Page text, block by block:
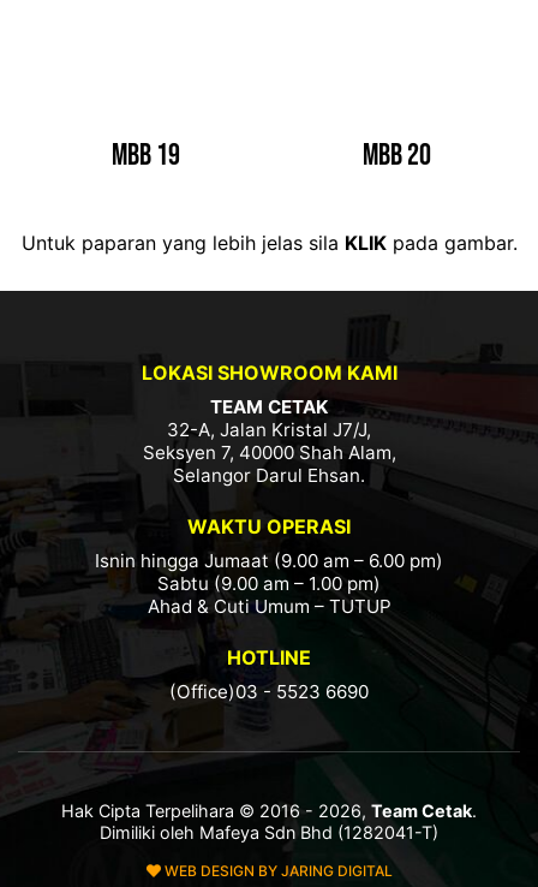
MBB 19 MBB 20
Untuk paparan yang lebih jelas sila KLIKpada gambar.
LOKASI SHOWROOM KAMI
TEAM CETAK
32-A, Jalan Kristal J7/J,
Seksyen 7, 40000 Shah Alam,
Selangor Darul Ehsan.
WAKTU OPERASI
Isnin hingga Jumaat (9.00 am – 6.00 pm)
Sabtu (9.00 am – 1.00 pm)
Ahad & Cuti Umum – TUTUP
HOTLINE
(Office)03 - 5523 6690
Hak Cipta Terpelihara © 2016 - 2026, Team Cetak.
Dimiliki oleh Mafeya Sdn Bhd (1282041-T)
WEB DESIGN BY JARING DIGITAL